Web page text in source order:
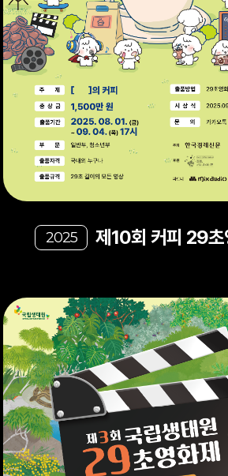
2017
2016
2015
2014
2013
2012
2011
2010
2025 제10회 커피 29초